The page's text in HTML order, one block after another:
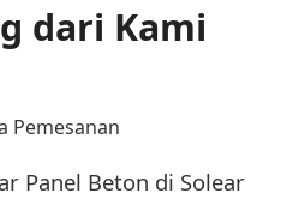
dari Kami
Pemesanan
Panel Beton di Solear